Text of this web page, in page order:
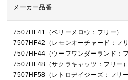
メーカー品番
7507HF41（ベリーメロウ：フリー）
7507HF42（レモンオーチャード：フリ
7507HF44（ウーフワンダーランド：フ
7507HF48（サクラキャッツ：フリー）
7507HF58（レトロデイジーズ：フリー